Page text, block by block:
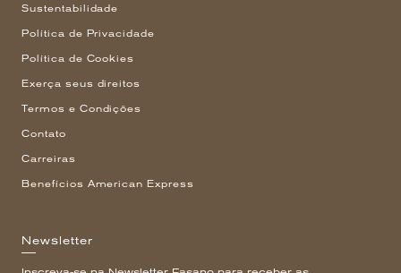
Sustentabilidade
Política de Privacidade
Política de Cookies
Exerça seus direitos
Termos e Condições
Contato
Carreiras
Benefícios American Express
Newsletter